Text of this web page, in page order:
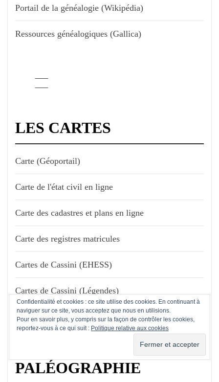
Portail de la généalogie (Wikipédia)
Ressources généalogiques (Gallica)
LES CARTES
Carte (Géoportail)
Carte de l'état civil en ligne
Carte des cadastres et plans en ligne
Carte des registres matricules
Cartes de Cassini (EHESS)
Cartes de Cassini (Légendes)
Remonter le temps (IGN)
PALÉOGRAPHIE
Confidentialité et cookies : ce site utilise des cookies. En continuant à
naviguer sur ce site, vous acceptez que nous en utilisions.
Pour en savoir plus, y compris sur la façon de contrôler les cookies,
reportez-vous à ce qui suit : Politique relative aux cookies